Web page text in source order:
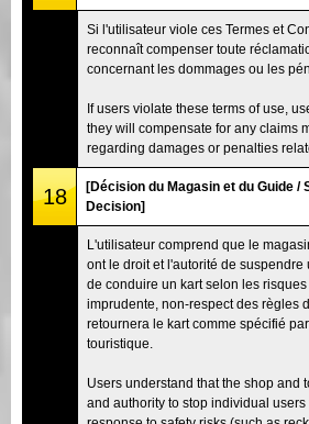
Si l'utilisateur viole ces Termes et
reconnaît compenser toute
concernant les dommages ou les
If users violate these terms of use,
they will compensate for any claims
regarding damages or penalties
18
[Décision du Magasin et du Guide /
Decision]
L'utilisateur comprend que le
ont le droit et l'autorité de
de conduire un kart selon les
imprudente, non-respect des règles
retournera le kart comme spécifié
touristique.
Users understand that the shop and
and authority to stop individual